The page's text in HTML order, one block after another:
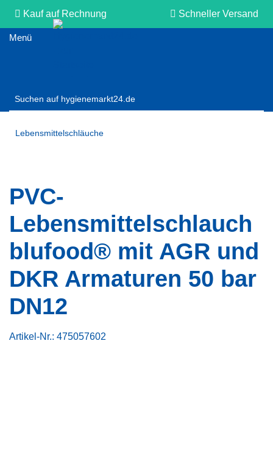
Kauf auf Rechnung Schneller Versand
Lebensmittelschläuche
PVC-
Lebensmittelschlauch
blufood® mit AGR und
DKR Armaturen 50 bar
DN12
Artikel-Nr.: 475057602